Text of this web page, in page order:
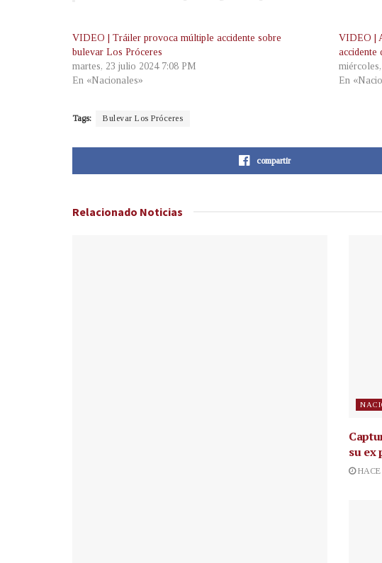
VIDEO | Tráiler provoca múltiple accidente sobre
bulevar Los Próceres
martes, 23 julio 2024 7:08 PM
En «Nacionales»
VIDEO |
accidente
En
Tags: Bulevar Los Próceres
compartir
Relacionado Noticias
su ex
HACE